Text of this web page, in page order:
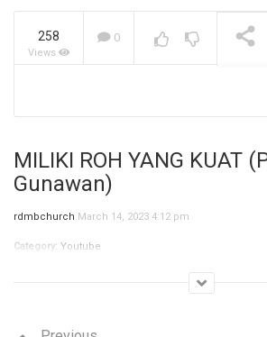
Jangan
258
Views
0
MILIKI ROH YANG KUAT
Gunawan)
rdmbchurch March 14, 2023 4:12 pm
Category: Youtube